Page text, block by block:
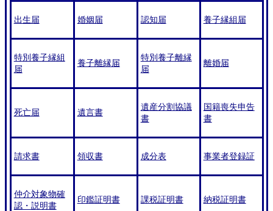
出生届 婚姻届 認知届 養子縁組届
特別養子縁組
届
養子離縁届
特別養子離縁
届
離婚届
死亡届 遺言書
遺産分割協議
書
国籍喪失申告
書
請求書 領収書 成分表 事業者登録証
仲介対象物確
認・説明書
印鑑証明書 課税証明書 納税証明書